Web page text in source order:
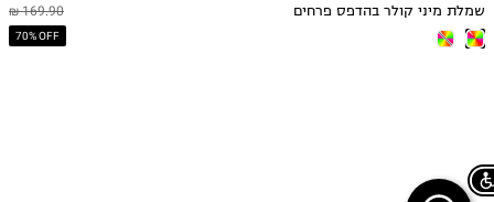
169.90 ₪
70% OFF
שמלת מיני קולר בהדפס פרחים